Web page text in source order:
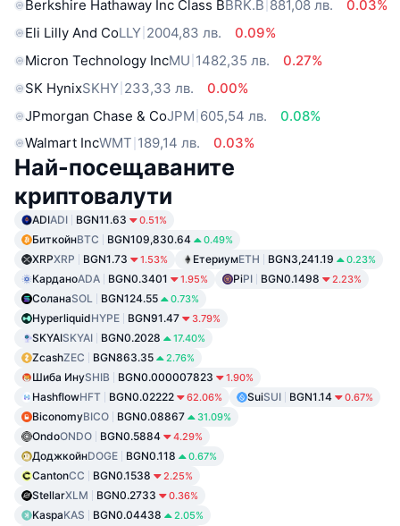
Berkshire Hathaway Inc Class BBRK.B 881,08 лв.
0.03%
Eli Lilly And CoLLY 2004,83 лв.
0.09%
Micron Technology IncMU 1482,35 лв.
0.27%
SK HynixSKHY 233,33 лв.
0.00%
JPmorgan Chase & CoJPM 605,54 лв.
0.08%
Walmart IncWMT 189,14 лв. 0.03%
Най-посещаваните
криптовалути
ADIADI BGN11.63 0.51%
БиткойнBTC BGN109,830.64 0.49%
XRPXRP BGN1.73 1.53% ЕтериумETH BGN3,241.19 0.23%
КарданоADA BGN0.3401 1.95% PiPI BGN0.1498 2.23%
СоланаSOL BGN124.55 0.73%
HyperliquidHYPE BGN91.47 3.79%
SKYAISKYAI BGN0.2028 17.40%
ZcashZEC BGN863.35 2.76%
Шиба ИнуSHIB BGN0.000007823 1.90%
HashflowHFT BGN0.02222 62.06% SuiSUI BGN1.14 0.67%
BiconomyBICO BGN0.08867 31.09%
OndoONDO BGN0.5884 4.29%
ДоджкойнDOGE BGN0.118 0.67%
CantonCC BGN0.1538 2.25%
StellarXLM BGN0.2733 0.36%
KaspaKAS BGN0.04438 2.05%